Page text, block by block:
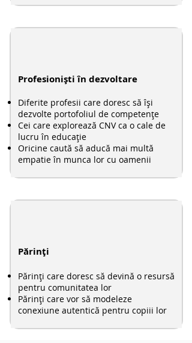
Profesioniști în dezvoltare
Diferite profesii care doresc să își
dezvolte portofoliul de competențe
Cei care explorează CNV ca o cale de
lucru în educație
Oricine caută să aducă mai multă
empatie în munca lor cu oamenii
Părinți
Părinți care doresc să devină o resursă
pentru comunitatea lor
Părinți care vor să modeleze
conexiune autentică pentru copiii lor